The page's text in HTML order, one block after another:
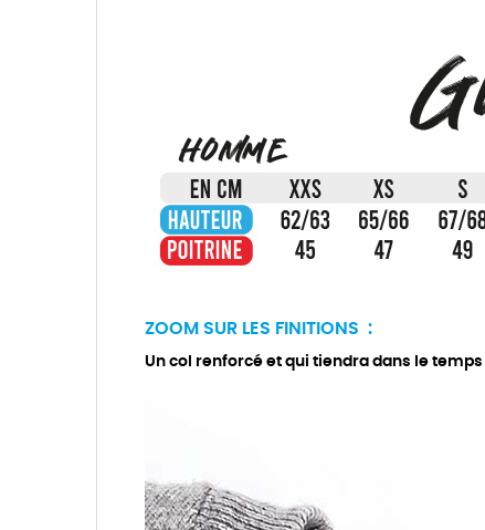
ZOOM SUR LES FINITIONS :
Un col renforcé et qui tiendra dans le temps